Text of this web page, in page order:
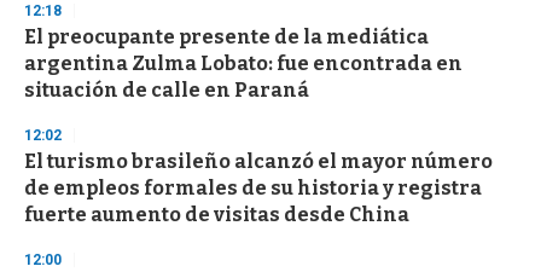
12:18
El preocupante presente de la mediática
argentina Zulma Lobato: fue encontrada en
situación de calle en Paraná
12:02
El turismo brasileño alcanzó el mayor número
de empleos formales de su historia y registra
fuerte aumento de visitas desde China
12:00